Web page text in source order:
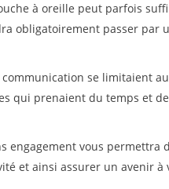
à oreille peut parfois
obligatoirement passer par
se limitaient
qui prenaient du temps et
engagement vous permettra
et ainsi assurer un avenir à